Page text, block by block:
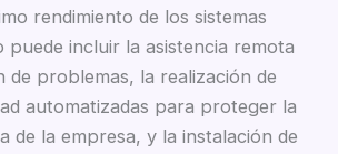
rendimiento de los sistemas
puede incluir la asistencia remota
de problemas, la realización de
automatizadas para proteger la
de la empresa, y la instalación de